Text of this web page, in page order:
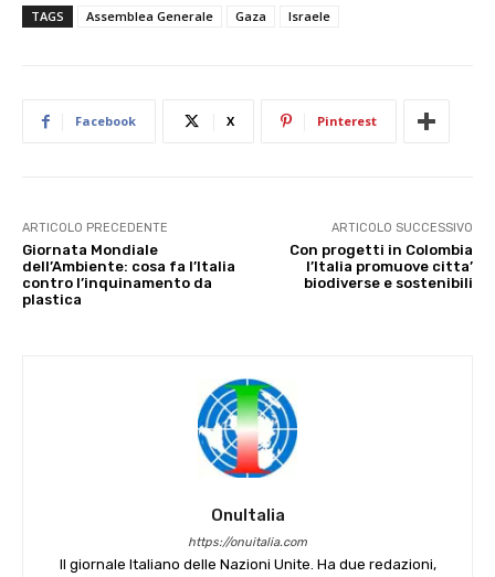
TAGS Assemblea Generale Gaza Israele
Facebook X Pinterest
ARTICOLO PRECEDENTE
Giornata Mondiale
dell’Ambiente: cosa fa l’Italia
contro l’inquinamento da
plastica
ARTICOLO SUCCESSIVO
Con progetti in Colombia
l’Italia promuove citta’
biodiverse e sostenibili
OnuItalia
https://onuitalia.com
Il giornale Italiano delle Nazioni Unite. Ha due redazioni,